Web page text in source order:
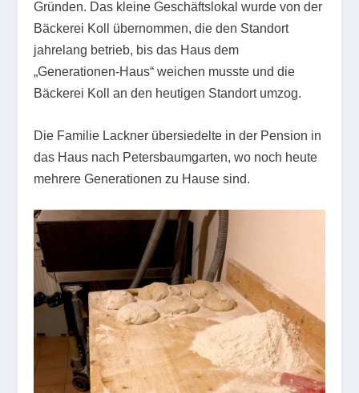
Gründen. Das kleine Geschäftslokal wurde von der
Bäckerei Koll übernommen, die den Standort
jahrelang betrieb, bis das Haus dem
„Generationen-Haus“ weichen musste und die
Bäckerei Koll an den heutigen Standort umzog.
Die Familie Lackner übersiedelte in der Pension in
das Haus nach Petersbaumgarten, wo noch heute
mehrere Generationen zu Hause sind.